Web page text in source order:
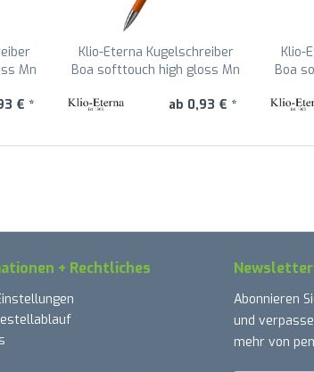
Mn
€ *
Klio-Eterna Kugelschreiber
Boa softtouch high gloss Mn
ab 0,93 € *
Klio-
Boa
+ Rechtliches Newsletter
Abonnieren
und
mehr von